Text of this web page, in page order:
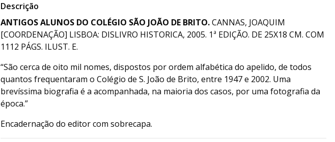
Descrição
ANTIGOS ALUNOS DO COLÉGIO SÃO JOÃO DE BRITO.CANNAS, JOAQUIM
[COORDENAÇÃO] LISBOA: DISLIVRO HISTORICA, 2005. 1ª EDIÇÃO. DE 25X18 CM. COM
1112 PÁGS. ILUST. E.
“São cerca de oito mil nomes, dispostos por ordem alfabética do apelido, de todos
quantos frequentaram o Colégio de S. João de Brito, entre 1947 e 2002. Uma
brevíssima biografia é a acompanhada, na maioria dos casos, por uma fotografia da
época.”
Encadernação do editor com sobrecapa.